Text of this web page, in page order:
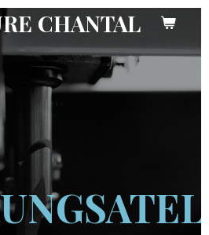
CHANTAL